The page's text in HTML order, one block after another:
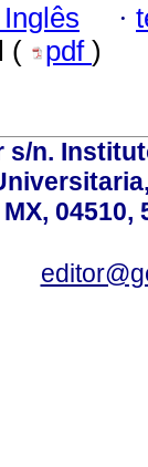
·
( pdf )
n.
MX, 04510,